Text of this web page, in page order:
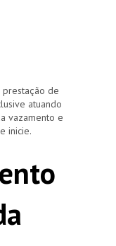
prestação de
atuando
vazamento e
inicie.